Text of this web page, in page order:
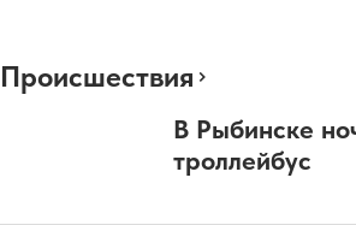
Происшествия
В Рыбинске
троллейбус